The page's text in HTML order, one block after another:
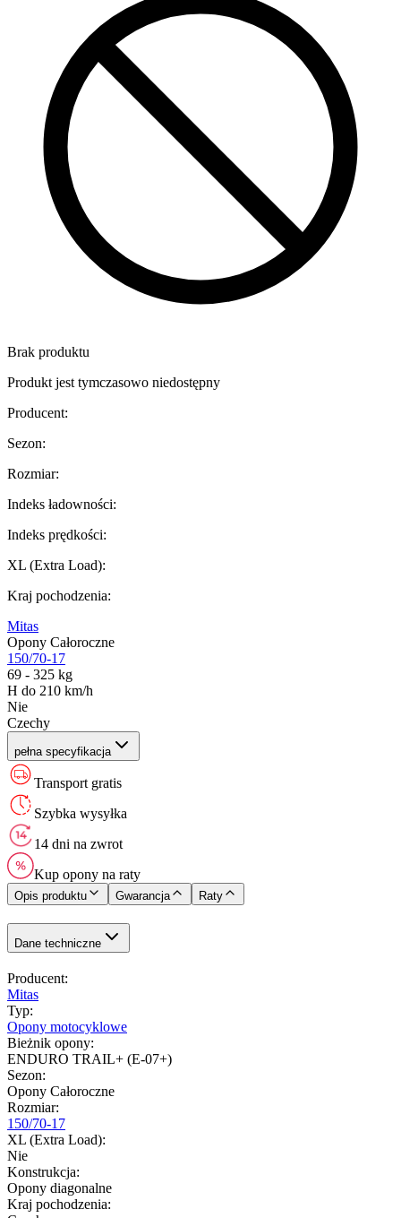
Brak produktu
Produkt jest tymczasowo niedostępny
Producent:
Sezon:
Rozmiar:
Indeks ładowności:
Indeks prędkości:
XL (Extra Load):
Kraj pochodzenia:
Mitas
Opony Całoroczne
150/70-17
69 - 325 kg
H do 210 km/h
Nie
Czechy
pełna specyfikacja
Transport gratis
Szybka wysyłka
14 dni na zwrot
Kup opony na raty
Opis produktu Gwarancja Raty
Dane techniczne
Producent:
Mitas
Typ:
Opony motocyklowe
Bieżnik opony:
ENDURO TRAIL+ (E-07+)
Sezon:
Opony Całoroczne
Rozmiar:
150/70-17
XL (Extra Load):
Nie
Konstrukcja:
Opony diagonalne
Kraj pochodzenia: